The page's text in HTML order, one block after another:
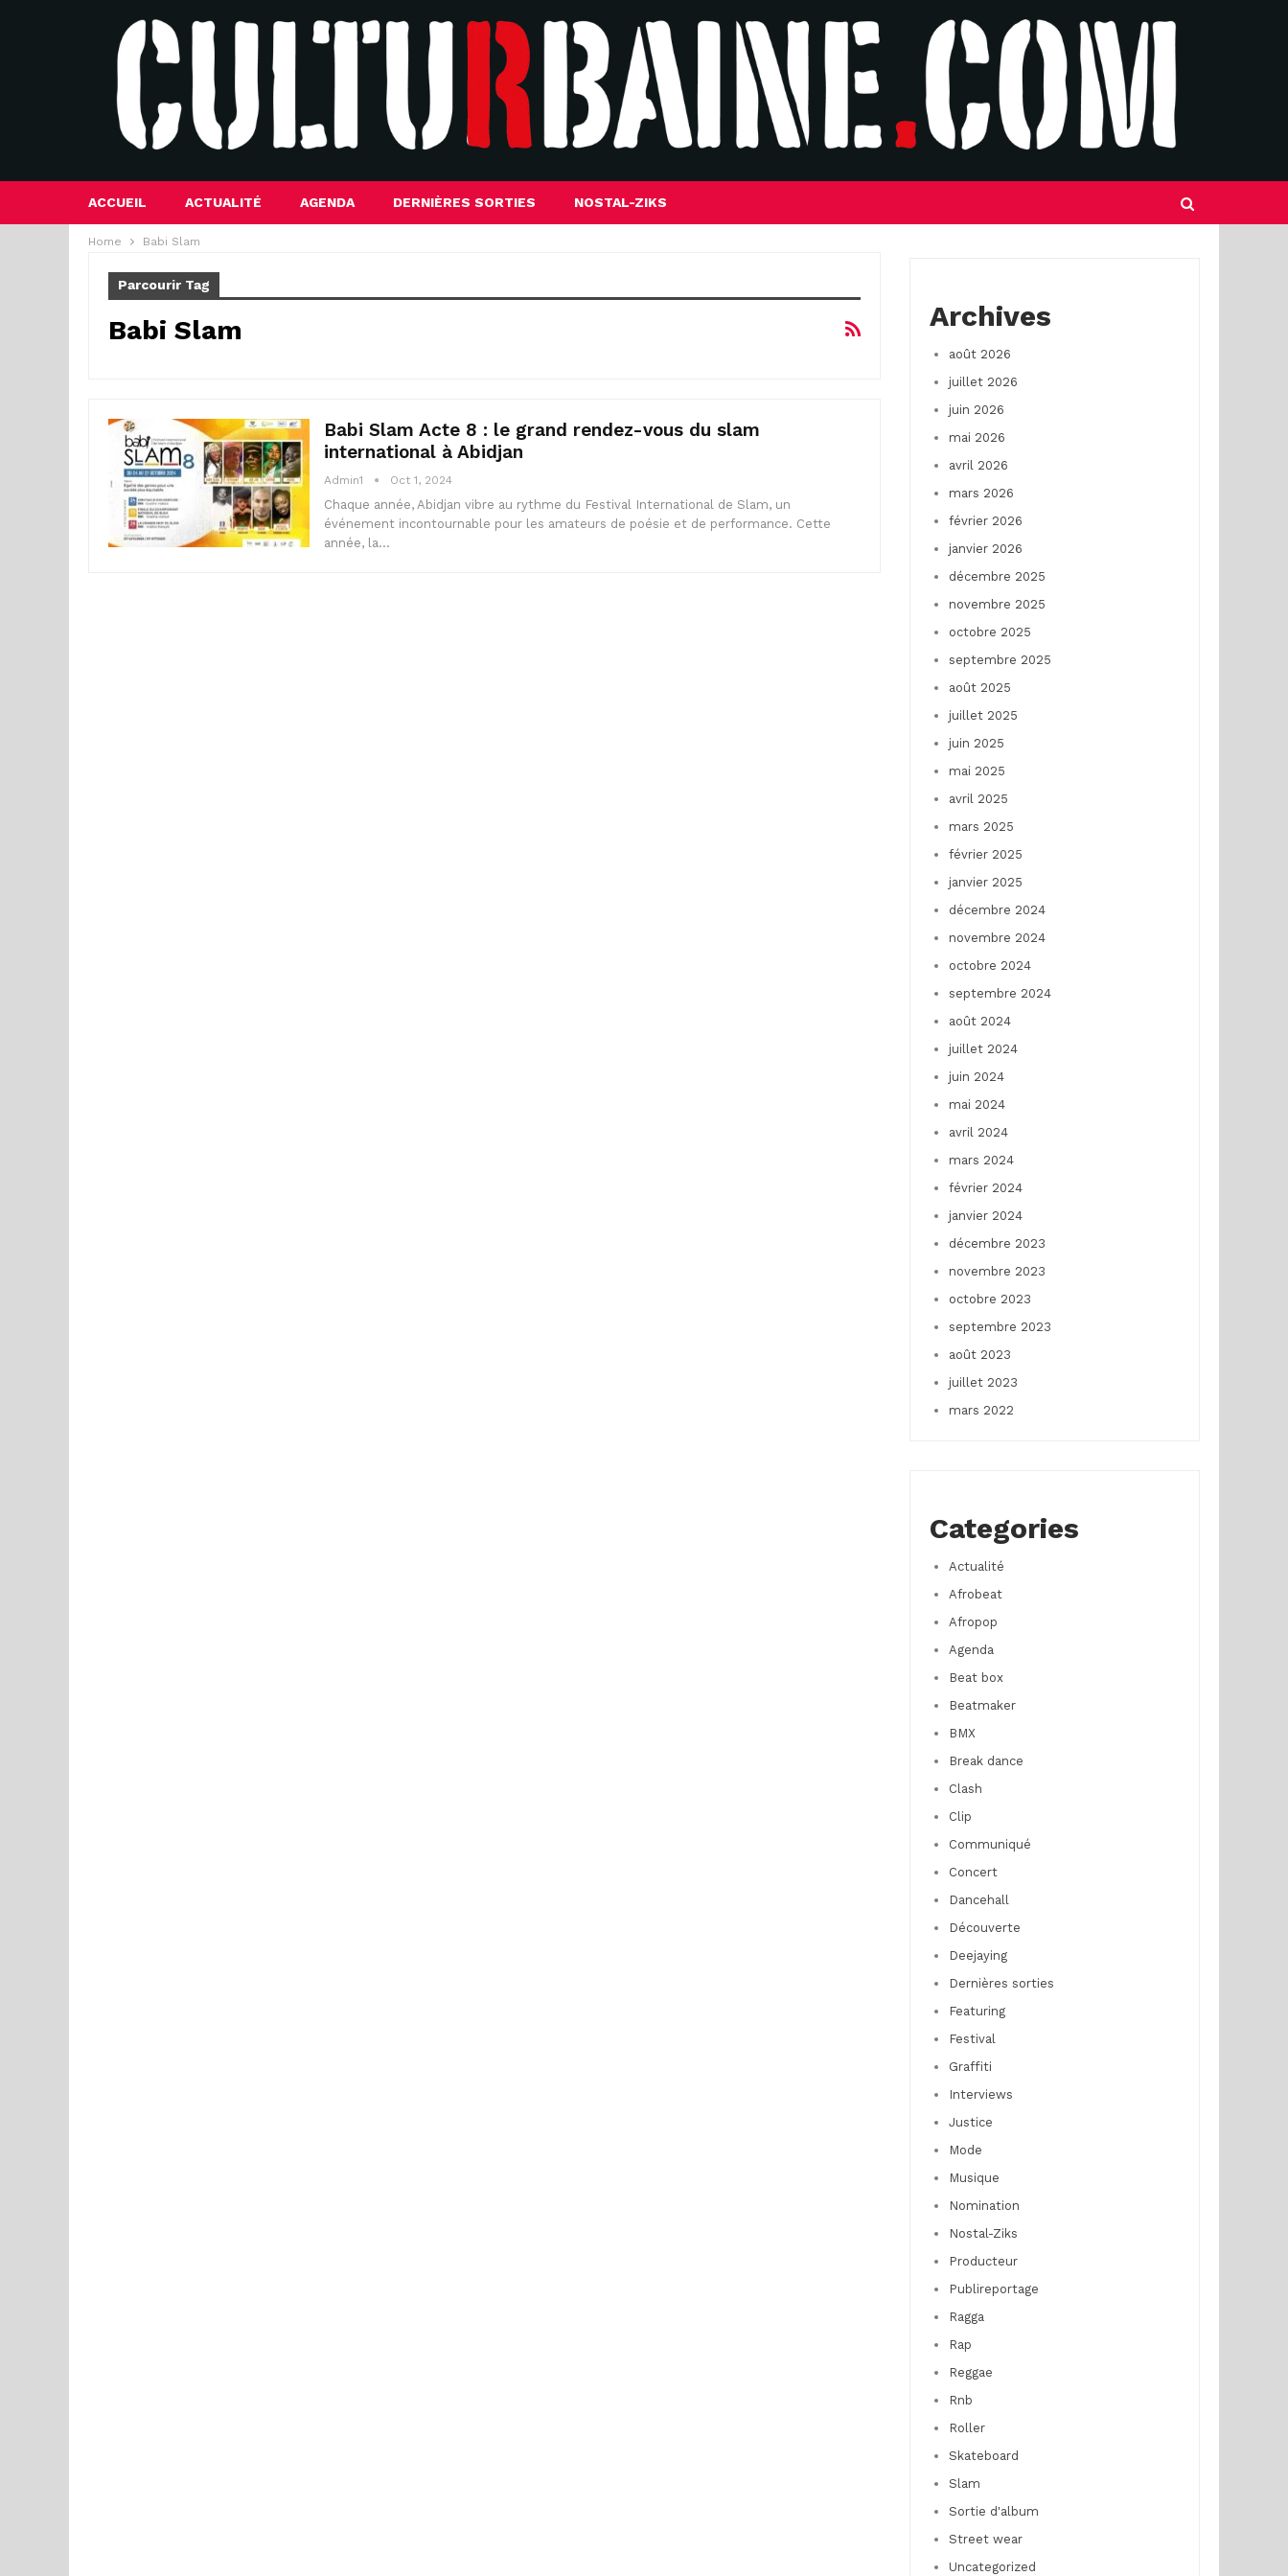
ACCUEIL ACTUALITÉ AGENDA DERNIÈRES SORTIES NOSTAL-ZIKS
Home Babi Slam
Parcourir Tag
Babi Slam
Babi Slam Acte 8 : le grand rendez-vous du slam
international à Abidjan
Admin1 Oct 1, 2024
Chaque année, Abidjan vibre au rythme du Festival International de Slam, un
événement incontournable pour les amateurs de poésie et de performance. Cette
année, la…
Archives
août 2026
juillet 2026
juin 2026
mai 2026
avril 2026
mars 2026
février 2026
janvier 2026
décembre 2025
novembre 2025
octobre 2025
septembre 2025
août 2025
juillet 2025
juin 2025
mai 2025
avril 2025
mars 2025
février 2025
janvier 2025
décembre 2024
novembre 2024
octobre 2024
septembre 2024
août 2024
juillet 2024
juin 2024
mai 2024
avril 2024
mars 2024
février 2024
janvier 2024
décembre 2023
novembre 2023
octobre 2023
septembre 2023
août 2023
juillet 2023
mars 2022
Categories
Actualité
Afrobeat
Afropop
Agenda
Beat box
Beatmaker
BMX
Break dance
Clash
Clip
Communiqué
Concert
Dancehall
Découverte
Deejaying
Dernières sorties
Featuring
Festival
Graffiti
Interviews
Justice
Mode
Musique
Nomination
Nostal-Ziks
Producteur
Publireportage
Ragga
Rap
Reggae
Rnb
Roller
Skateboard
Slam
Sortie d'album
Street wear
Uncategorized